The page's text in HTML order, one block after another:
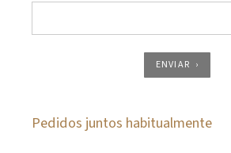
ENVIAR
Pedidos juntos habitualmente